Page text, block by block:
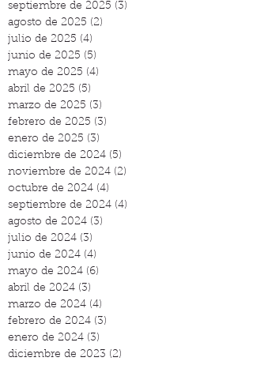
septiembre de 2025 (3)
agosto de 2025 (2)
julio de 2025 (4)
junio de 2025 (5)
mayo de 2025 (4)
abril de 2025 (5)
marzo de 2025 (3)
febrero de 2025 (3)
enero de 2025 (3)
diciembre de 2024 (5)
noviembre de 2024 (2)
octubre de 2024 (4)
septiembre de 2024 (4)
agosto de 2024 (3)
julio de 2024 (3)
junio de 2024 (4)
mayo de 2024 (6)
abril de 2024 (3)
marzo de 2024 (4)
febrero de 2024 (3)
enero de 2024 (3)
diciembre de 2023 (2)